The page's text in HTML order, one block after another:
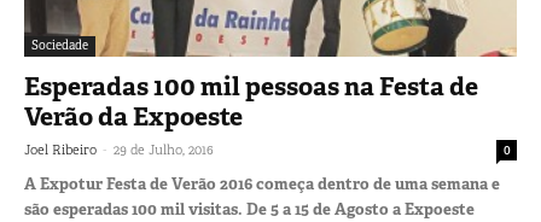
Sociedade
Esperadas 100 mil pessoas na Festa de
Verão da Expoeste
Joel Ribeiro - 29 de Julho, 2016 0
A Expotur Festa de Verão 2016 começa dentro de uma semana e
são esperadas 100 mil visitas. De 5 a 15 de Agosto a Expoeste